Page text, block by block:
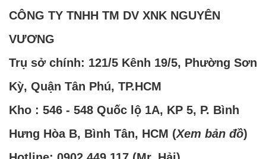
CÔNG TY TNHH TM DV XNK NGUYÊN
VƯƠNG
Trụ sở chính: 121/5 Kênh 19/5, Phường Sơn
Kỳ, Quận Tân Phú, TP.HCM
Kho : 546 - 548 Quốc lộ 1A, KP 5, P. Bình
Hưng Hòa B, Bình Tân, HCM (Xem bản đồ)